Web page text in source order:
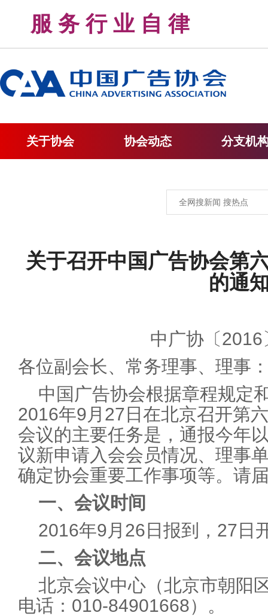
服 务 行 业 自 律
关于协会 协会动态 分支机
关于召开中国广告协会第
的通
中广协〔
各位副会长、常务理事、理事
中国广告协会根据章程规定
2016年9月27日在北京召开第
会议的主要任务是，通报今年
议新申请入会会员情况、理事
确定协会重要工作事项等。请
一、会议时间
2016年9月26日报到，27日
二、会议地点
北京会议中心（北京市朝阳
电话：010-84901668）。